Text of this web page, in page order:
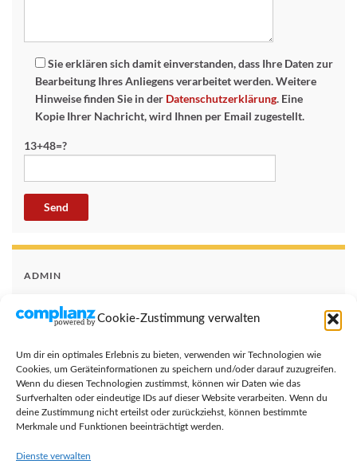
Cookie-Zustimmung verwalten
Um dir ein optimales Erlebnis zu bieten, verwenden wir Technologien wie
Cookies, um Geräteinformationen zu speichern und/oder darauf zuzugreifen.
Wenn du diesen Technologien zustimmst, können wir Daten wie das
Surfverhalten oder eindeutige IDs auf dieser Website verarbeiten. Wenn du
deine Zustimmung nicht erteilst oder zurückziehst, können bestimmte
Merkmale und Funktionen beeinträchtigt werden.
Dienste verwalten
Sie erklären sich damit einverstanden, dass Ihre Daten zur
Bearbeitung Ihres Anliegens verarbeitet werden. Weitere
Hinweise finden Sie in der Datenschutzerklärung. Eine
Kopie Ihrer Nachricht, wird Ihnen per Email zugestellt.
13+48=?
ADMIN
Anmelden
Kommentar-Feed
WordPress.org